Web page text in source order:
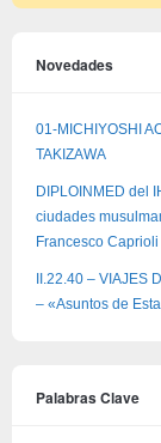
Novedades
01-MICHIYOSHI
TAKIZAWA
DIPLOINMED del
ciudades
Francesco
II.22.40 – VIAJES
– «Asuntos de
Palabras Clave